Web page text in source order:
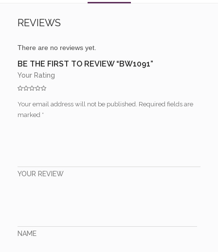
REVIEWS
There are no reviews yet.
BE THE FIRST TO REVIEW “BW1091”
Your email address will not be published. Required fields are
marked *
Your Rating
YOUR REVIEW
NAME